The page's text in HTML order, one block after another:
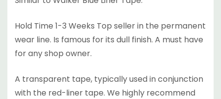
Hold Time 1-3 Weeks Top seller in the permanent
wear line. Is famous for its dull finish. A must have
for any shop owner.
A transparent tape, typically used in conjunction
with the red-liner tape. We highly recommend